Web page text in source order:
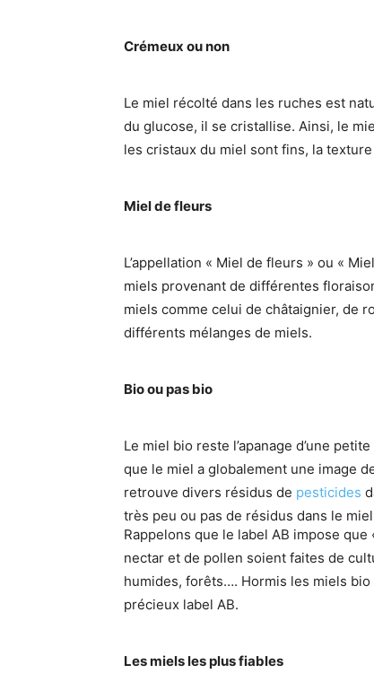
Crémeux ou non
Le miel récolté dans les ruches est
du glucose, il se cristallise. Ainsi, le
les cristaux du miel sont fins, la
Miel de fleurs
L’appellation « Miel de fleurs » ou «
miels provenant de différentes
miels comme celui de châtaignier, de
différents mélanges de miels.
Bio ou pas bio
Le miel bio reste l’apanage d’une
que le miel a globalement une image
retrouve divers résidus de pesticides
très peu ou pas de résidus dans le
Rappelons que le label AB impose que
nectar et de pollen soient faites de
humides, forêts…. Hormis les miels
précieux label AB.
Les miels les plus fiables